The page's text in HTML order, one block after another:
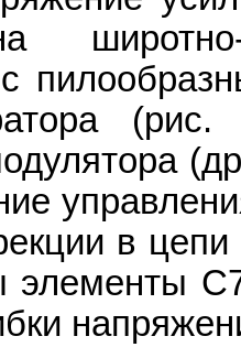
с
в
элементы